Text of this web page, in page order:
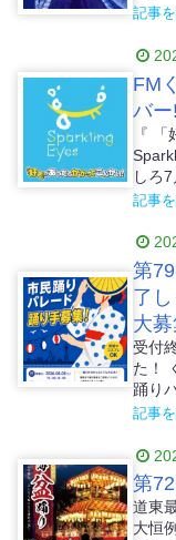
記事
FM
バー
『
しろ7
記事
第
了
大
受付
た！
踊り
記事
第
道東
大恒